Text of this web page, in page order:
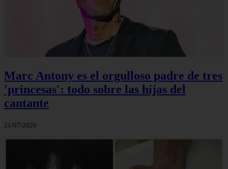
Marc Antony es el orgulloso padre de tres
'princesas': todo sobre las hijas del
cantante
21/07/2026